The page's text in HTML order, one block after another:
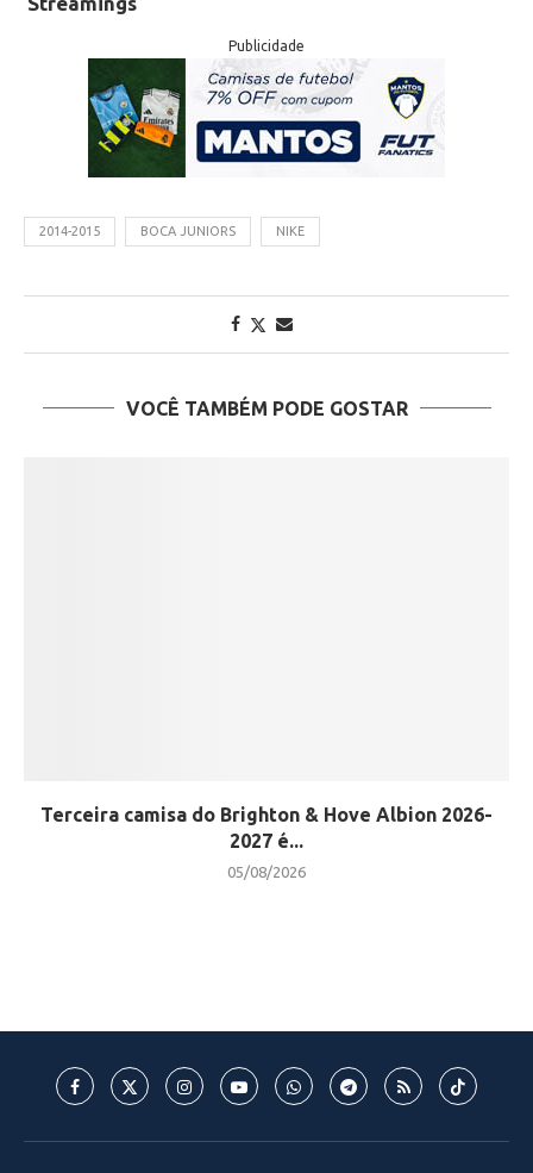
Publicidade
2014-2015 BOCA JUNIORS NIKE
VOCÊ TAMBÉM PODE GOSTAR
Terceira camisa do Brighton & Hove Albion 2026-
2027 é...
05/08/2026